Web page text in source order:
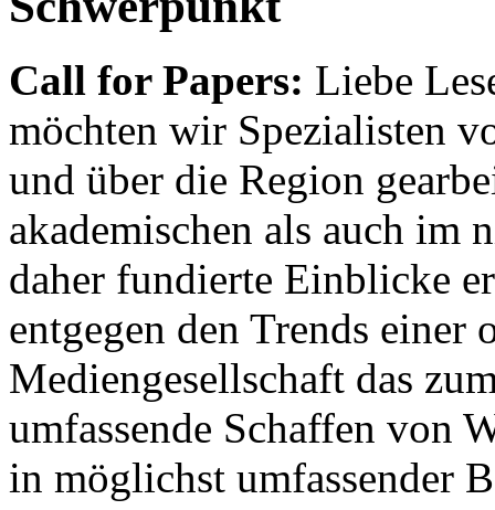
Call for Papers: Liebe
möchten wir Spezialisten
und über die Region
akademischen als auch im
daher fundierte Einblicke
entgegen den Trends einer
Mediengesellschaft das
umfassende Schaffen von
in möglichst umfassender